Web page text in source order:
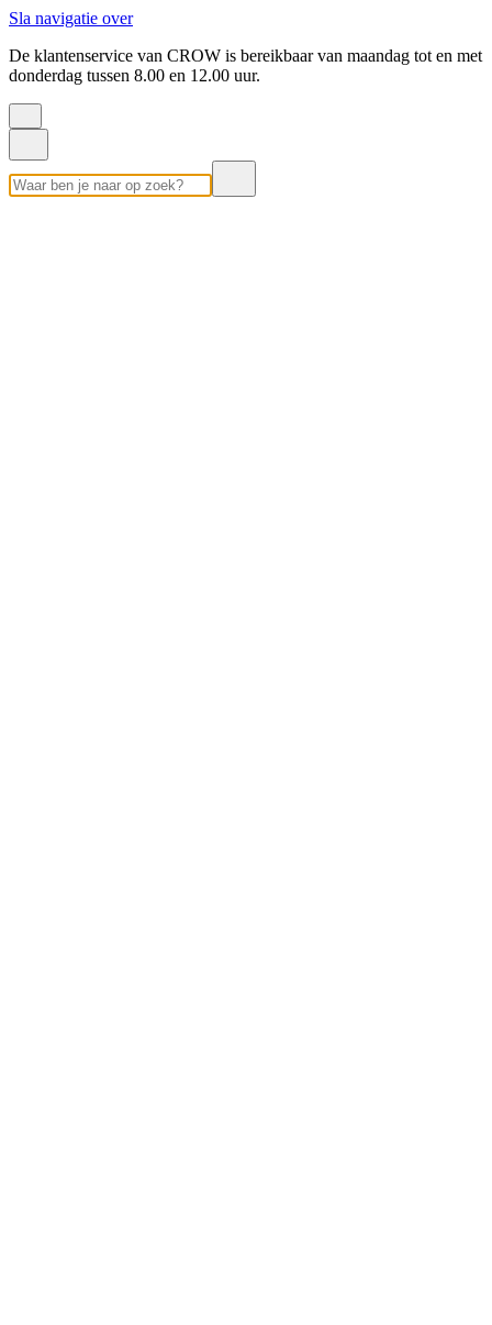
Sla navigatie over
De klantenservice van CROW is bereikbaar van maandag tot en met
donderdag tussen 8.00 en 12.00 uur.